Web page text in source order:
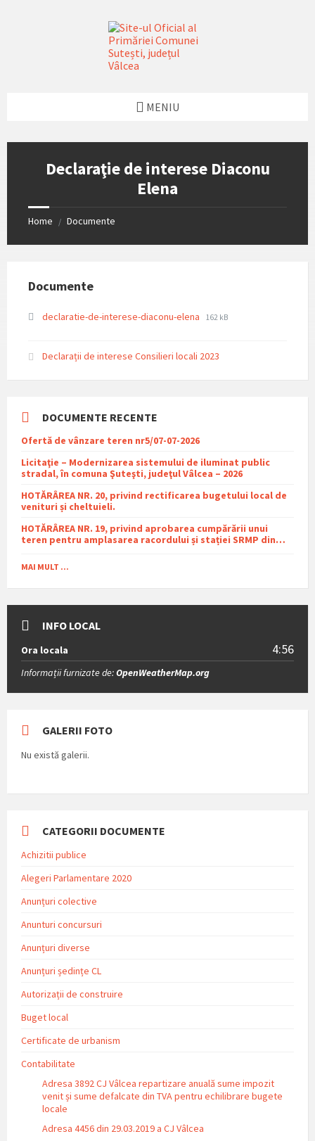
MENIU
Declaraţie de interese Diaconu
Elena
Home / Documente
Documente
declaratie-de-interese-diaconu-elena
File
File
162 kB
Declarații de interese Consilieri locali 2023
DOCUMENTE RECENTE
Ofertă de vânzare teren nr5/07-07-2026
Licitaţie – Modernizarea sistemului de iluminat public
stradal, în comuna Şuteşti, judeţul Vâlcea – 2026
HOTĂRÂREA NR. 20, privind rectificarea bugetului local de
venituri și cheltuieli.
HOTĂRÂREA NR. 19, privind aprobarea cumpărării unui
teren pentru amplasarea racordului și stației SRMP din
comuna Sutești.
MAI MULT ...
INFO LOCAL
Ora locala 4:56
Informații furnizate de:OpenWeatherMap.org
GALERII FOTO
Nu există galerii.
CATEGORII DOCUMENTE
Achizitii publice
Alegeri Parlamentare 2020
Anunțuri colective
Anunturi concursuri
Anunțuri diverse
Anunțuri ședințe CL
Autorizații de construire
Buget local
Certificate de urbanism
Contabilitate
Adresa 3892 CJ Vâlcea repartizare anuală sume impozit
venit și sume defalcate din TVA pentru echilibrare bugete
locale
Adresa 4456 din 29.03.2019 a CJ Vâlcea